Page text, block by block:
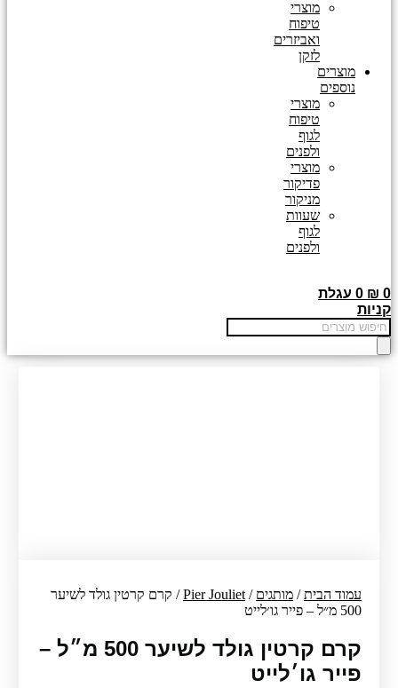
מוצרי
טיפוח
ואביזרים
לזקן
מוצרים
נוספים
מוצרי
טיפוח
לגוף
ולפנים
מוצרי
פדיקור
מניקור
שעוות
לגוף
ולפנים
₪ 0
0 עגלת
קניות
Products
search
עמוד הבית/ מותגים /
Pier Jouliet/ קרם קרטין גולד לשיער
500 מ״ל – פייר גו׳לייט
קרם קרטין גולד לשיער 500 מ״ל –
פייר גו׳לייט